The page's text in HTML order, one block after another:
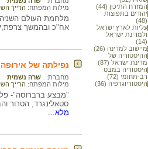
המזרח התיכון (44)
יהודים בתפוצות
(48)
עליות לארץ ישראל
ולמדינת ישראל
(14)
מיישוב למדינה (26)
ההיסטוריה של
מדינת ישראל (87)
היסטוריה במבט
רב-תחומי (72)
היסטוריוגרפיה (36)
מילות המפתח: הרייך
מלחמת העולם השניה-
אח"כ ובהמשך
נפילתה של
מחברת:
שרה נשמית
מילות המפתח: הרייך
סטאלינגרד, הטרור
מלא...